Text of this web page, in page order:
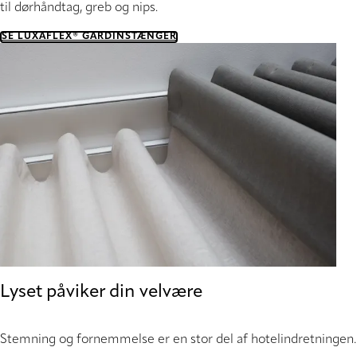
til dørhåndtag, greb og nips.
SE LUXAFLEX® GARDINSTÆNGER
Lyset påviker din velvære
Stemning og fornemmelse er en stor del af hotelindretningen.